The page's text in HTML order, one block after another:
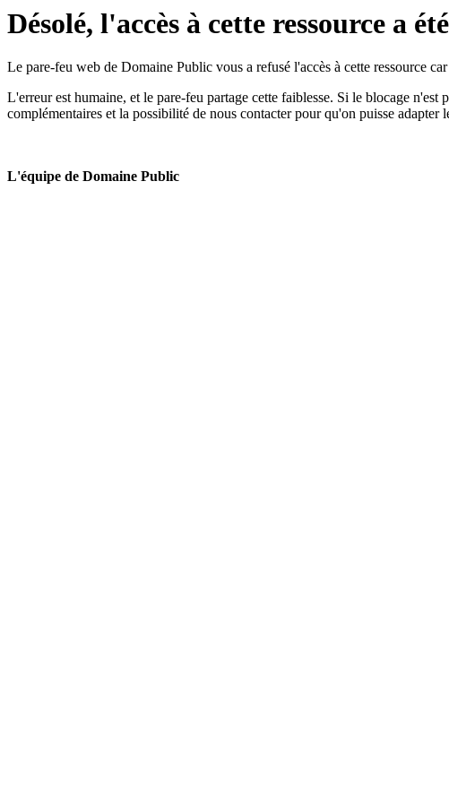
Désolé, l'accès à cette ressource a
Le pare-feu web de Domaine Public vous a refusé l'accès à cette ressource
L'erreur est humaine, et le pare-feu partage cette faiblesse. Si le blocage
complémentaires et la possibilité de nous contacter pour qu'on puisse adapter
L'équipe de Domaine Public